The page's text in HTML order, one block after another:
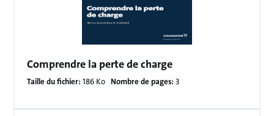
Comprendre la perte de charge
Taille du fichier: 186 Ko Nombre de pages: 3